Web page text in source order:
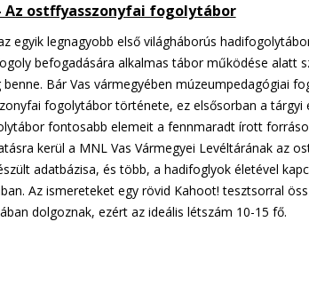
Az ostffyasszonyfai fogolytábor
egyik legnagyobb első világháborús
befogadására alkalmas tábor működése alatt
Bár Vas vármegyében múzeumpedagógiai
fogolytábor története, ez elsősorban a tárgyi
fontosabb elemeit a fennmaradt írott
kerül a MNL Vas Vármegyei Levéltárának az
adatbázisa, és több, a hadifoglyok életével
Az ismereteket egy rövid Kahoot! tesztsorral
dolgoznak, ezért az ideális létszám 10-15 fő.